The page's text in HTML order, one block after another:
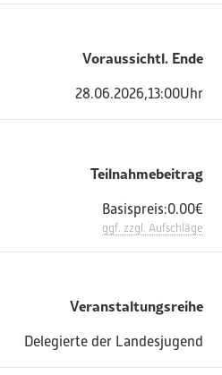
Voraussichtl. Ende
28.06.2026,13:00Uhr
Teilnahmebeitrag
Basispreis:0.00€
ggf. zzgl. Aufschläge
Veranstaltungsreihe
Delegierte der Landesjugend